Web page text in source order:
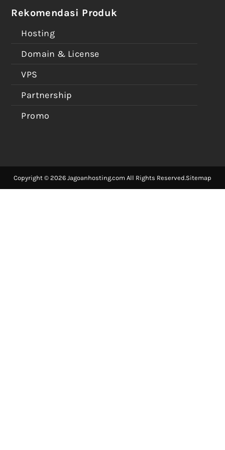
Rekomendasi Produk
Hosting
Domain & License
VPS
Partnership
Promo
Copyright © 2026 Jagoanhosting.com All Rights Reserved.Sitemap